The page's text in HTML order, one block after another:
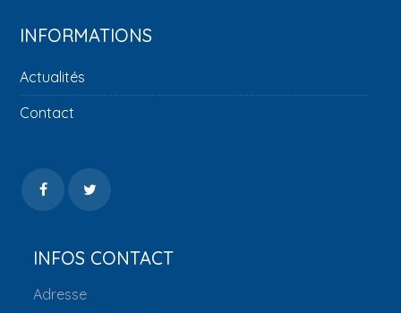
INFORMATIONS
Actualités
Contact
INFOS CONTACT
Adresse